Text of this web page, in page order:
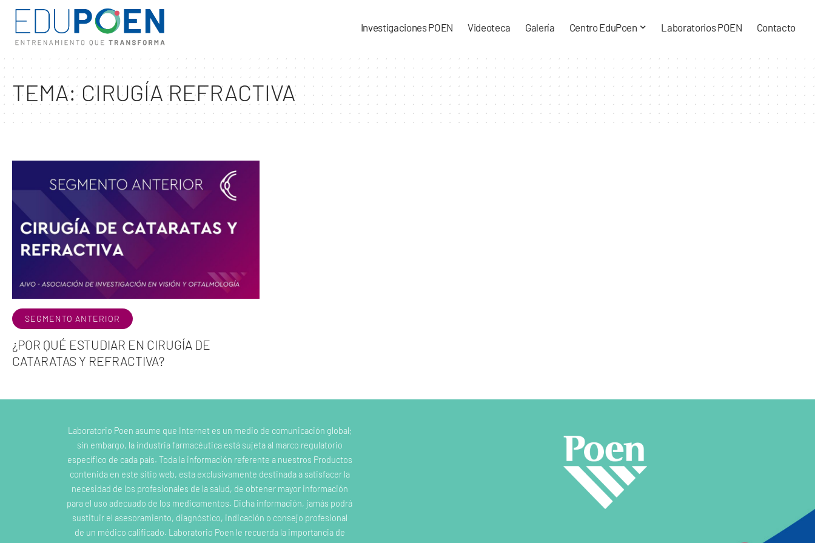
Investigaciones POEN Videoteca Galería Centro EduPoen Laboratorios POEN Contacto
TEMA:CIRUGÍA REFRACTIVA
SEGMENTO ANTERIOR
¿POR QUÉ ESTUDIAR EN CIRUGÍA DE
CATARATAS Y REFRACTIVA?
Laboratorio Poen asume que Internet es un medio de comunicación global;
sin embargo, la industria farmacéutica está sujeta al marco regulatorio
específico de cada país. Toda la información referente a nuestros Productos
contenida en este sitio web, esta exclusivamente destinada a satisfacer la
necesidad de los profesionales de la salud, de obtener mayor información
para el uso adecuado de los medicamentos. Dicha información, jamás podrá
sustituir el asesoramiento, diagnóstico, indicación o consejo profesional
de un médico calificado. Laboratorio Poen le recuerda la importancia de